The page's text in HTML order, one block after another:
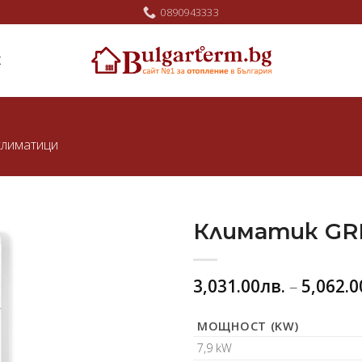
0890943333
Климатик
3,031.00лв. –
МОЩНОСТ (KW)
7,9 kW